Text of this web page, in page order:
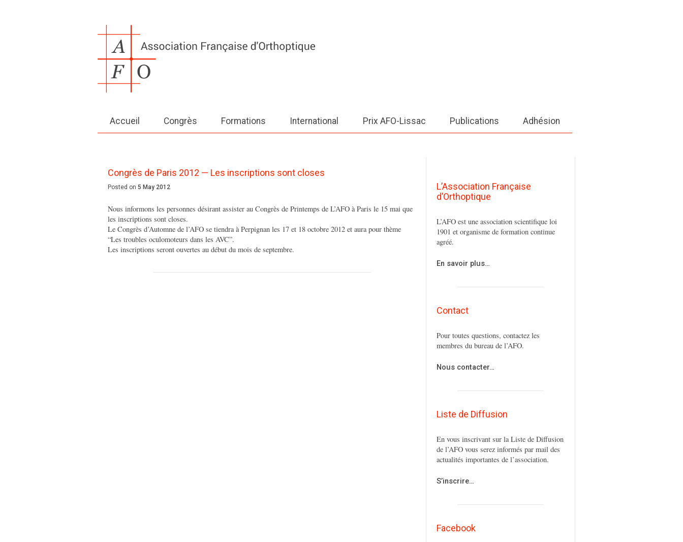
Accueil Congrès Formations International Prix AFO-Lissac Publications Adhésion
Congrès de Paris 2012 — Les inscriptions sont closes
Posted on 5 May 2012
Nous informons les personnes désirant assister au Congrès de Printemps de L’AFO à Paris le 15 mai que
les inscriptions sont closes.
Le Congrès d’Automne de l’AFO se tiendra à Perpignan les 17 et 18 octobre 2012 et aura pour thème
“Les troubles oculomoteurs dans les AVC”.
Les inscriptions seront ouvertes au début du mois de septembre.
L’Association Française
d’Orthoptique
L’AFO est une association scientifique loi
1901 et organisme de formation continue
agréé.
En savoir plus…
Contact
Pour toutes questions, contactez les
membres du bureau de l’AFO.
Nous contacter…
Liste de Diffusion
En vous inscrivant sur la Liste de Diffusion
de l’AFO vous serez informés par mail des
actualités importantes de l’association.
S’inscrire…
Facebook